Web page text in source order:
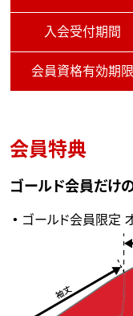
入会受付期間
会員資格有効期限
会員特典
ゴールド会員だけ
ゴールド会員限定